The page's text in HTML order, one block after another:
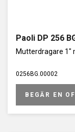
Paoli DP 256
Mutterdragare 1"
0256BG.00002
BEGÄR EN